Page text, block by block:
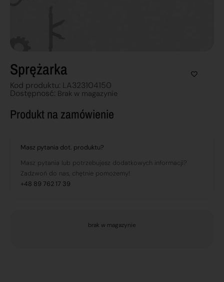
Sprężarka
Kod produktu: LA323104150
Dostępnosć: Brak w magazynie
Produkt na zamówienie
Masz pytania dot. produktu?
Masz pytania lub potrzebujesz dodatkowych informacji?
Zadzwoń do nas, chętnie pomożemy!
+48 89 762 17 39
brak w magazynie